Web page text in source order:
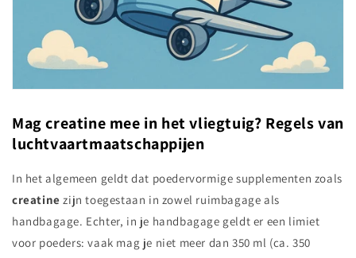
Mag creatine mee in het vliegtuig? Regels van
luchtvaartmaatschappijen
In het algemeen geldt dat poedervormige supplementen zoals
creatine zijn toegestaan in zowel ruimbagage als
handbagage. Echter, in je handbagage geldt er een limiet
voor poeders: vaak mag je niet meer dan 350 ml (ca. 350